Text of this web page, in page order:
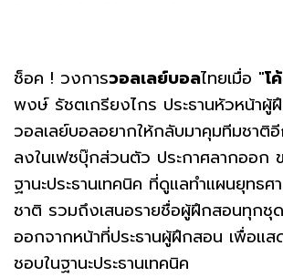
ช็อค ! วงการวอลเลย์บอลไทยเมื่อ "โ
พงษ์ รัชตเกรียงไกร ประธานหัวหน้า
วอลเลย์บอลอยากให้กลับมาคุมทีมชาติ
ลงในเฟซบุ๊กส่วนตัว ประกาศลากออก
ฐานะประธานเทคนิค ที่ดูแลทำแผนยุทธ
ชาติ รวมถึงเสนอรายชื่อผู้ฝึกสอนทุกชุ
ออกจากหน้าที่ประธานผู้ฝึกสอน เพื่อแ
ชอบในฐานะประธานเทคนิค